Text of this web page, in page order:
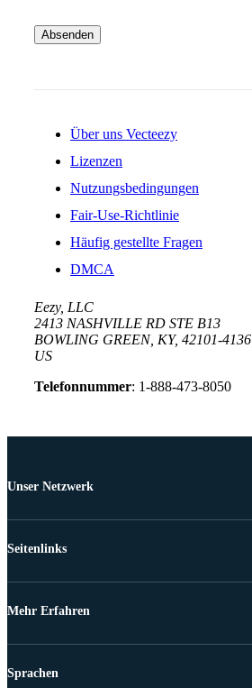
Absenden
Über uns Vecteezy
Lizenzen
Nutzungsbedingungen
Fair-Use-Richtlinie
Häufig gestellte Fragen
DMCA
Eezy, LLC
2413 NASHVILLE RD STE B13
BOWLING GREEN, KY, 42101-4136
US
Telefonnummer: 1-888-473-8050
Unser Netzwerk
Seitenlinks
Mehr Erfahren
Sprachen